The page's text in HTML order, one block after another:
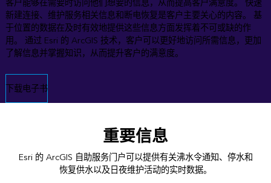
新建连接、维护服务相关信息和断电恢复是客户主要关心的内容。 基
于位置的数据在及时有效地提供这些信息方面发挥着不可或缺的作
用。 通过 Esri 的 ArcGIS 技术，客户可以更好地访问所需信息，更加
了解信息并掌握知识，从而提升客户的满意度。
下载电子书
重要信息
Esri 的 ArcGIS 自助服务门户可以提供有关沸水令通知、停水和
恢复供水以及日夜维护活动的实时数据。